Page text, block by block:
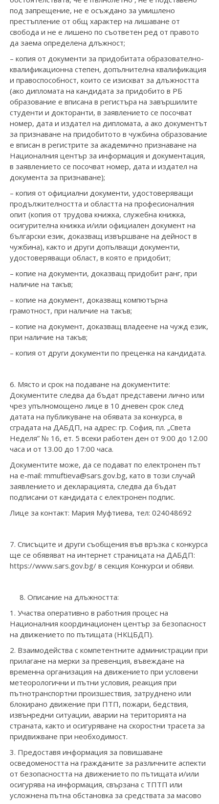
под запрещение, не е осъждано за умишлено
престъпление от общ характер на лишаване от
свобода и не е лишено по съответен ред от правото
да заема определена длъжност;
– копия от документи за придобитата образователно-
квалификационна степен, допълнителна квалификация
и правоспособност, които се изискват за длъжността
(ако дипломата на кандидата за придобито в РБ
образование е вписана в регистъра на завършилите
студенти и докторанти, в заявлението се посочват
номер, дата и издател на дипломата, а ако документът
за признаване на придобитото в чужбина образование
е вписан в регистрите за академично признаване на
Националния център за информация и документация,
в заявлението се посочват номер, дата и издател на
документа за признаване);
– копия от официални документи, удостоверяващи
продължителността и областта на професионалния
опит (копия от трудова книжка, служебна книжка,
осигурителна книжка и/или официален документ на
български език, доказващ извършване на дейност в
чужбина), както и други допълващи документи,
удостоверяващи област, в която е придобит;
– копие на документи, доказващ придобит ранг, при
наличие на такъв;
– копие на документ, доказващ компютърна
грамотност, при наличие на такъв;
– копие на документ, доказващ владеене на чужд език,
при наличие на такъв;
– копия от други документи по преценка на кандидата.
6. Място и срок на подаване на документите:
Документите следва да бъдат представени лично или
чрез упълномощено лице в 10 дневен срок след
датата на публикуване на обявата за конкурса, в
сградата на ДАБДП, на адрес: гр. София, пл. „Света
Неделя” № 16, ет. 5 всеки работен ден от 9:00 до 12.00
часа и от 13.00 до 17:00 часа.
Документите може, да се подават по електронен път
на e-mail: mmuftieva@sars.gov.bg, като в този случай
заявлението и декларацията, следва да бъдат
подписани от кандидата с електронен подпис.
Лице за контакт: Мария Муфтиева, тел: 024048692
7. Списъците и други съобщения във връзка с конкурса
ще се обявяват на интернет страницата на ДАБДП:
https://www.sars.gov.bg/ в секция Конкурси и обяви.
8. Описание на длъжността:
1. Участва оперативно в работния процес на
Националния координационен център за безопасност
на движението по пътищата (НКЦБДП).
2. Взаимодейства с компетентните администрации при
прилагане на мерки за превенция, въвеждане на
временна организация на движението при условени
метеорологични и пътни условия, реакция при
пътнотранспортни произшествия, затруднено или
блокирано движение при ПТП, пожари, бедствия,
извънредни ситуации, аварии на територията на
страната, както и осигуряване на скоростни трасета за
придвижване при необходимост.
3. Предоставя информация за повишаване
осведомеността на гражданите за различните аспекти
от безопасността на движението по пътищата и/или
осигурява на информация, свързана с ТПТП или
усложнена пътна обстановка за средствата за масово